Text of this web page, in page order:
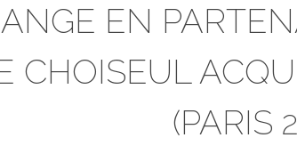
EN
CHOISEUL
(PARIS